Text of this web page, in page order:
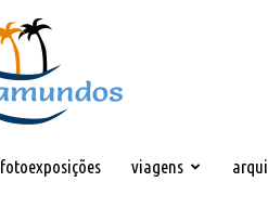
fotoexposições viagens